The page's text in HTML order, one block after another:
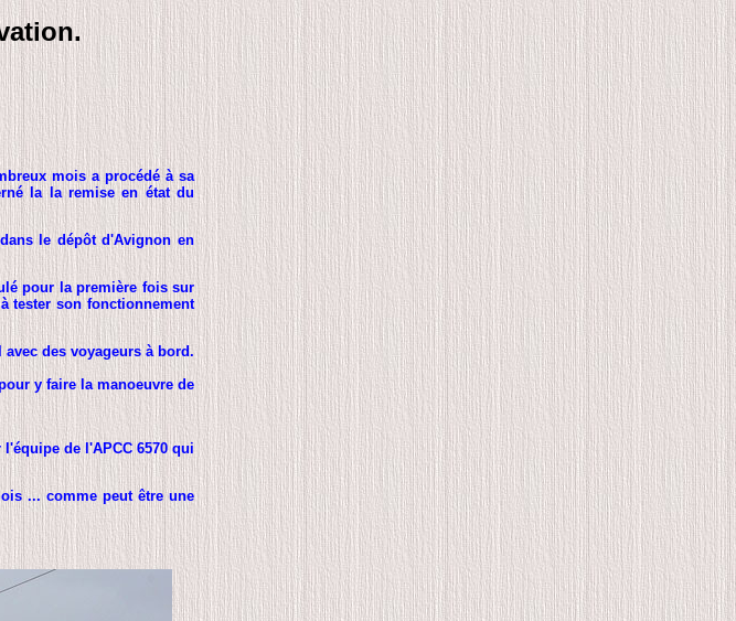
mois a procédé à sa
la la remise en état du
le dépôt d'Avignon en
pour la première fois sur
tester son fonctionnement
des voyageurs à bord.
y faire la manoeuvre de
de l'APCC 6570 qui
... comme peut être une